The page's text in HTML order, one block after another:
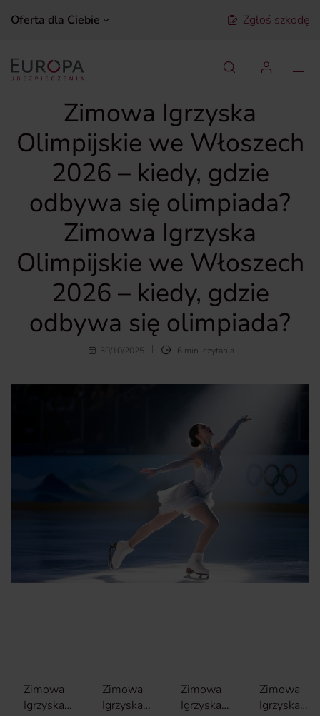
Oferta dla Ciebie Zgłoś szkodę
Zimowa Igrzyska
Olimpijskie we Włoszech
2026 – kiedy, gdzie
odbywa się olimpiada?
Zimowa Igrzyska
Olimpijskie we Włoszech
2026 – kiedy, gdzie
odbywa się olimpiada?
30/10/2025 6 min. czytania
Zimowa
Igrzyska
Zimowa
Igrzyska
Zimowa
Igrzyska
Zimowa
Igrzyska